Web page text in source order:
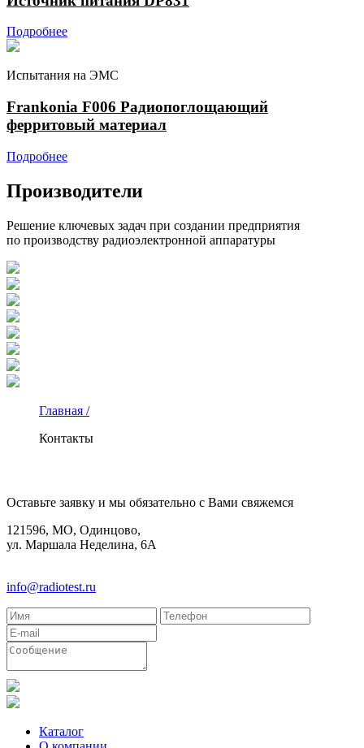
Подробнее
Испытания на ЭМС
Frankonia F006 Радиопоглощающий
ферритовый материал
Подробнее
Производители
Решение ключевых задач при создании предприятия
по производству радиоэлектронной аппаратуры
Главная /
Контакты
Оставьте заявку и мы обязательно с Вами свяжемся
121596, МО, Одинцово,
ул. Маршала Неделина, 6А
info@radiotest.ru
Каталог